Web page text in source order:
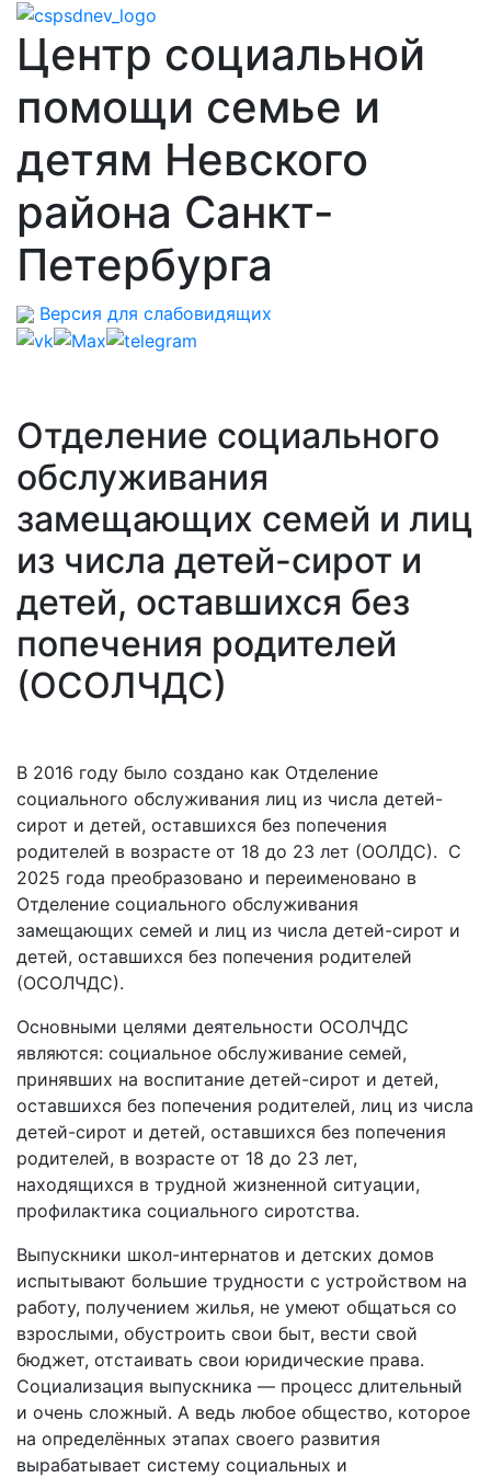
Центр социальной
помощи семье и
детям Невского
района Санкт-
Петербурга
Версия для слабовидящих
Отделение социального
обслуживания
замещающих семей и лиц
из числа детей-сирот и
детей, оставшихся без
попечения родителей
(ОСОЛЧДС)
В 2016 году было создано как Отделение
социального обслуживания лиц из числа детей-
сирот и детей, оставшихся без попечения
родителей в возрасте от 18 до 23 лет (ООЛДС). С
2025 года преобразовано и переименовано в
Отделение социального обслуживания
замещающих семей и лиц из числа детей-сирот и
детей, оставшихся без попечения родителей
(ОСОЛЧДС).
Основными целями деятельности ОСОЛЧДС
являются: социальное обслуживание семей,
принявших на воспитание детей-сирот и детей,
оставшихся без попечения родителей, лиц из числа
детей-сирот и детей, оставшихся без попечения
родителей, в возрасте от 18 до 23 лет,
находящихся в трудной жизненной ситуации,
профилактика социального сиротства.
Выпускники школ-интернатов и детских домов
испытывают большие трудности с устройством на
работу, получением жилья, не умеют общаться со
взрослыми, обустроить свои быт, вести свой
бюджет, отстаивать свои юридические права.
Социализация выпускника — процесс длительный
и очень сложный. А ведь любое общество, которое
на определённых этапах своего развития
вырабатывает систему социальных и